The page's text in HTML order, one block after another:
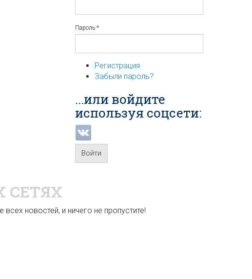
Пароль *
Регистрация
Забыли пароль?
...или войдите
используя соцсети:
Войти
СЕТЯХ
новостей, и ничего не пропустите!